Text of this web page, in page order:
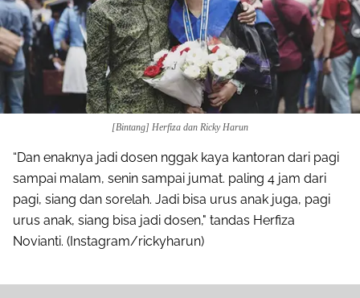
[Bintang] Herfiza dan Ricky Harun
“Dan enaknya jadi dosen nggak kaya kantoran dari pagi
sampai malam, senin sampai jumat. paling 4 jam dari
pagi, siang dan sorelah. Jadi bisa urus anak juga, pagi
urus anak, siang bisa jadi dosen," tandas Herfiza
Novianti. (Instagram/rickyharun)